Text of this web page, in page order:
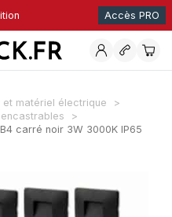
Accès PRO
et matériel électrique
encastrables
carré noir 3W 3000K IP65